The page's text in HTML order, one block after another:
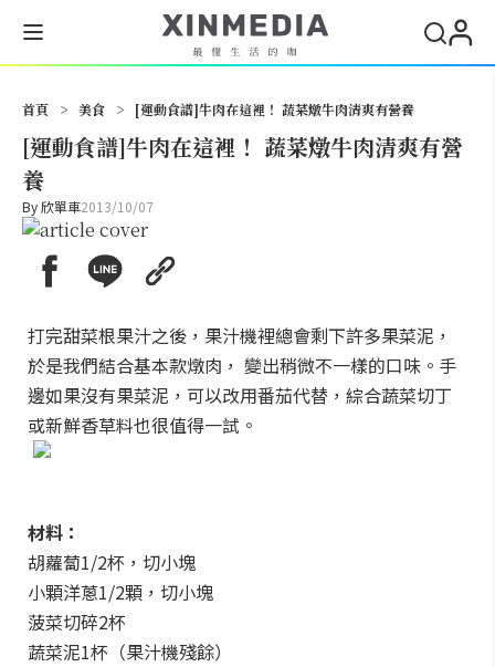
首頁 > 美食 > [運動食譜]牛肉在這裡！ 蔬菜燉牛肉清爽有營養
[運動食譜]牛肉在這裡！ 蔬菜燉牛肉清爽有營
養
By欣單車2013/10/07
打完甜菜根果汁之後，果汁機裡總會剩下許多果菜泥，
於是我們結合基本款燉肉， 變出稍微不一樣的口味。手
邊如果沒有果菜泥，可以改用番茄代替，綜合蔬菜切丁
或新鮮香草料也很值得一試。
材料：
胡蘿蔔1/2杯，切小塊
小顆洋蔥1/2顆，切小塊
菠菜切碎2杯
蔬菜泥1杯（果汁機殘餘）